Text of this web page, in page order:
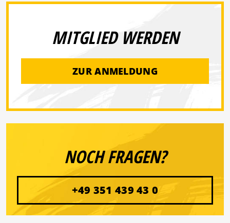
MITGLIED WERDEN
ZUR ANMELDUNG
NOCH FRAGEN?
+49 351 439 43 0